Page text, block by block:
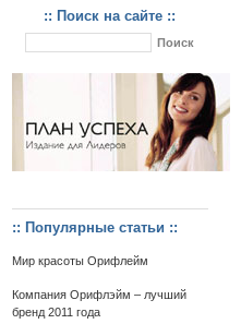
:: Поиск на сайте ::
:: Популярные статьи ::
Мир красоты Орифлейм
Компания Орифлэйм – лучший
бренд 2011 года